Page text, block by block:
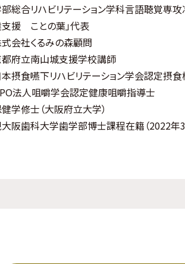
総合リハビリテーション学科言語聴覚専攻
援 ことの葉」代表
会社くるみの森顧問
府立南山城支援学校講師
本摂食嚥下リハビリテーション学会認定摂
法人咀嚼学会認定健康咀嚼指導士
学修士（大阪府立大学）
阪歯科大学歯学部博士課程在籍（2022年